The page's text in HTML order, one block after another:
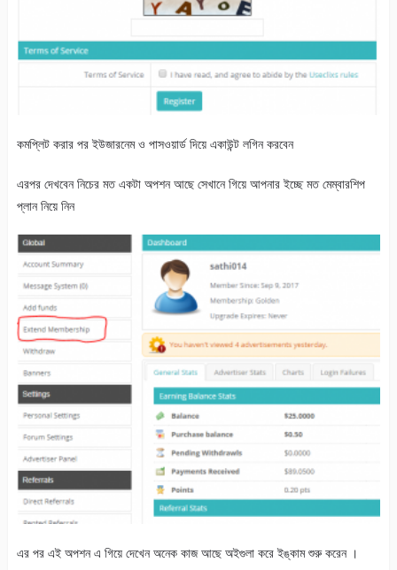
কমপ্লিট করার পর ইউজারনেম ও পাসওয়ার্ড দিয়ে একাউন্ট লগিন করবেন
এরপর দেখবেন নিচের মত একটা অপশন আছে সেখানে গিয়ে আপনার ইচ্ছে মত মেম্বারশিপ
প্লান নিয়ে নিন
এর পর এই অপশন এ গিয়ে দেখেন অনেক কাজ আছে অইগুলা করে ইঙ্কাম শুরু করেন ।